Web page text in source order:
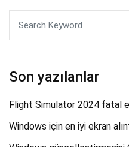
Son yazılanlar
Flight Simulator 2024 fatal
Windows için en iyi ekran